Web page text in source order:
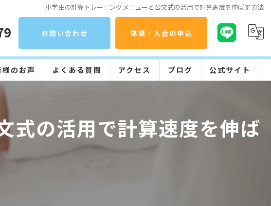
小学生の計算トレーニングメニューと公文式の活用で計算速度を伸ばす方法
お問い合わせ 体験・入会の申込
のお声 よくある質問 アクセス ブログ 公式サイト
入会までの流れ
式の活用で計算速度を伸ば